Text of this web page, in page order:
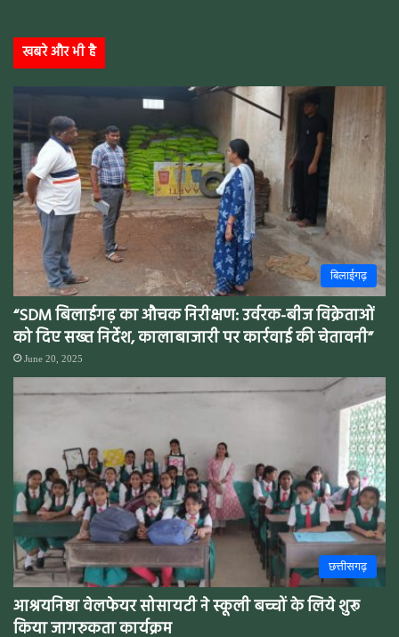
खबरे और भी है
बिलाईगढ़
“SDM बिलाईगढ़ का औचक निरीक्षण: उर्वरक-बीज विक्रेताओं
को दिए सख्त निर्देश, कालाबाजारी पर कार्रवाई की चेतावनी”
June 20, 2025
छत्तीसगढ़
आश्रयनिष्ठा वेलफेयर सोसायटी ने स्कूली बच्चों के लिये शुरू
किया जागरुकता कार्यक्रम